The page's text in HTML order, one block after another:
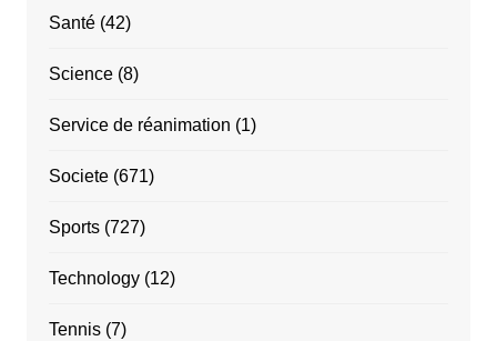
Santé(42)
Science(8)
Service de réanimation (1)
Societe(671)
Sports(727)
Technology(12)
Tennis(7)